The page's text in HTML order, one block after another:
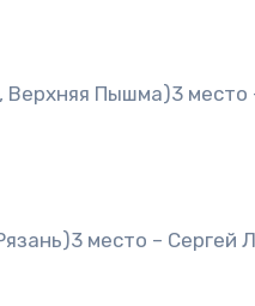
Пышма)3 место
место – Сергей